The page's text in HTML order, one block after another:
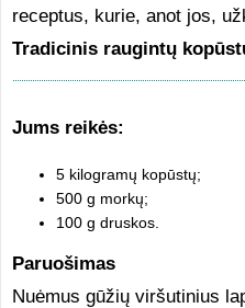
receptus, kurie, anot jos,
Tradicinis raugintų
Jums reikės:
5 kilogramų kopūstų;
500 g morkų;
100 g druskos.
Paruošimas
Nuėmus gūžių viršutinius